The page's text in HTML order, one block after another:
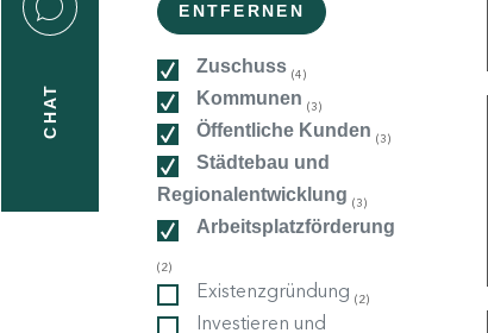
CHAT
ENTFERNEN
Zuschuss (4)
Kommunen (3)
Öffentliche Kunden (3)
Städtebau und
Regionalentwicklung (3)
Arbeitsplatzförderung
(2)
Existenzgründung (2)
Investieren und